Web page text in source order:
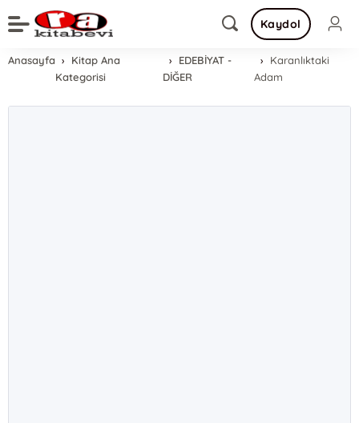
Kaydol
Anasayfa
Kitap Ana
Kategorisi
EDEBİYAT -
DİĞER
Karanlıktaki
Adam